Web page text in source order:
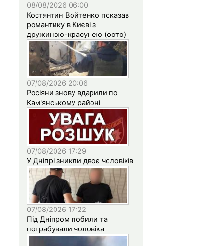
08/08/2026 06:00
Костянтин Войтенко показав
романтику в Києві з
дружиною-красунею (фото)
07/08/2026 20:06
Росіяни знову вдарили по
Кам'янському районі
07/08/2026 17:29
У Дніпрі зникли двоє чоловіків
07/08/2026 17:22
Під Дніпром побили та
пограбували чоловіка